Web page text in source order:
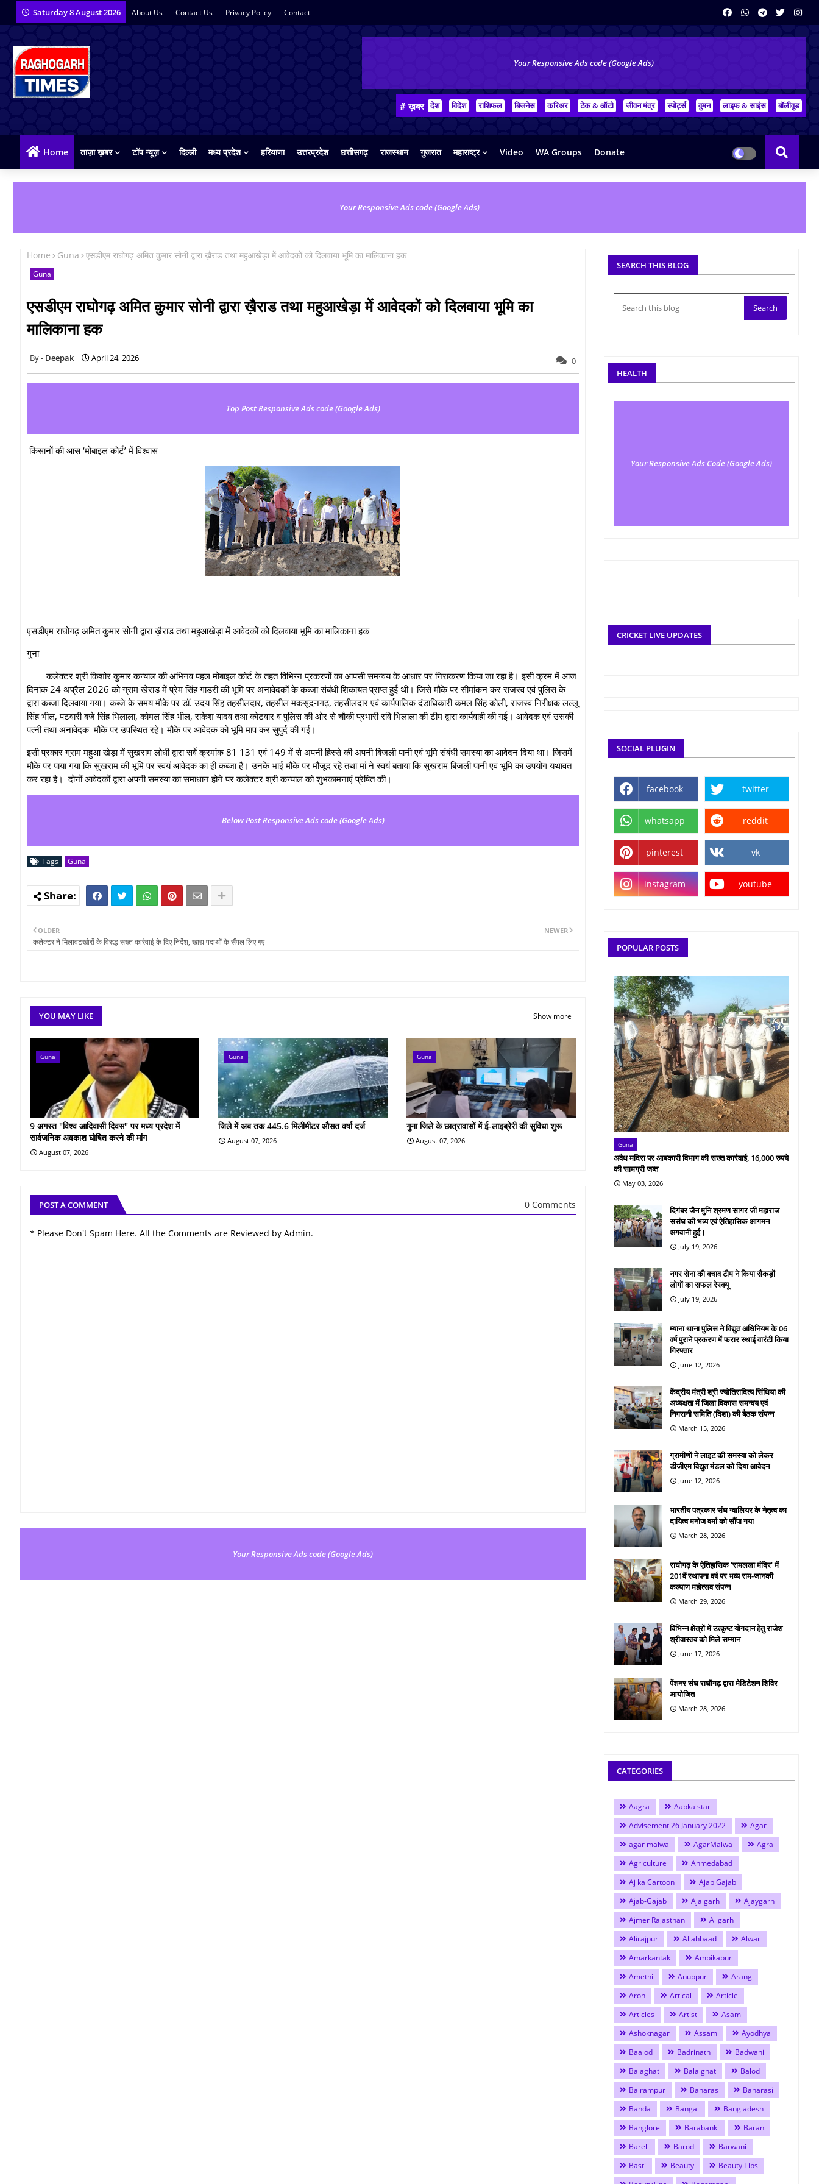
Saturday 8 August 2026 About Us Contact Us Privacy Policy Contact
Your Responsive Ads code (Google Ads)
# ख़बर देश विदेश राशिफल बिजनेस करिअर टेक & ऑटो जीवन मंत्र स्पोर्ट्स वुमन लाइफ & साइंस बॉलीवुड
Home ताज़ा ख़बर टॉप न्यूज़ दिल्ली मध्य प्रदेश हरियाणा उत्तरप्रदेश छत्तीसगढ़ राजस्थान गुजरात महाराष्ट्र Video WA Groups Donate
Your Responsive Ads code (Google Ads)
Home Guna एसडीएम राघोगढ़ अमित कुमार सोनी द्वारा ख़ैराड तथा महुआखेड़ा में आवेदकों को दिलवाया भूमि का मालिकाना हक
Guna
एसडीएम राघोगढ़ अमित कुमार सोनी द्वारा ख़ैराड तथा महुआखेड़ा में आवेदकों को दिलवाया भूमि का
मालिकाना हक
Deepak April 24, 2026 0
Top Post Responsive Ads code (Google Ads)
किसानों की आस ‘मोबाइल कोर्ट’ में विश्वास
एसडीएम राघोगढ़ अमित कुमार सोनी द्वारा ख़ैराड तथा महुआखेड़ा में आवेदकों को दिलवाया भूमि का मालिकाना हक
‎गुना
कलेक्टर श्री किशोर कुमार कन्याल की अभिनव पहल मोबाइल कोर्ट के तहत विभिन्‍न प्रकरणों का आपसी समन्‍वय के आधार पर निराकरण किया जा रहा है। इसी क्रम में आज
दिनांक 24 अप्रैल 2026 को ग्राम खेराड में प्रेम सिंह गाडरी की भूमि पर अनावेदकों के कब्जा संबंधी शिकायत प्राप्त हुई थी। जिसे मौके पर सीमांकन कर राजस्व एवं पुलिस के
द्वारा कब्जा दिलवाया गया। कब्जे के समय मौके पर डॉ. उदय सिंह तहसीलदार, तहसील मकसूदनगढ़, तहसीलदार एवं कार्यपालिक दंडाधिकारी कमल सिंह कोली, राजस्व निरीक्षक लल्लू
सिंह भील, पटवारी बजे सिंह भिलाला, कोमल सिंह भील, राकेश यादव तथा कोटवार व पुलिस की ओर से चौकी प्रभारी रवि भिलाला की टीम द्वारा कार्यवाही की गई। आवेदक एवं उसकी
पत्नी तथा अनावेदक मौके पर उपस्थित रहे। मौके पर आवेदक को भूमि माप कर सुपुर्द की गई।
इसी प्रकार ग्राम महुआ खेड़ा में सुखराम लोधी द्वारा सर्वे क्रमांक 81 131 एवं 149 में से अपनी हिस्से की अपनी बिजली पानी एवं भूमि संबंधी समस्या का आवेदन दिया था। जिसमें
मौके पर पाया गया कि सुखराम की भूमि पर स्वयं आवेदक का ही कब्जा है। उनके भाई मौके पर मौजूद रहे तथा मां ने स्वयं बताया कि सुखराम बिजली पानी एवं भूमि का उपयोग यथावत
कर रहा है। दोनों आवेदकों द्वारा अपनी समस्या का समाधान होने पर कलेक्टर श्री कन्‍याल को शुभकामनाएं प्रेषित की।
Below Post Responsive Ads code (Google Ads)
Tags Guna
NEWER
OLDER
कलेक्टर ने मिलावटखोरों के विरुद्ध सख्त कार्रवाई के दिए निर्देश, खाद्य पदार्थों के सैंपल लिए गए
YOU MAY LIKE Show more
Guna
9 अगस्त "विश्व आदिवासी दिवस" पर मध्य प्रदेश में
सार्वजनिक अवकाश घोषित करने की मांग
August 07, 2026
Guna
जिले में अब तक 445.6 मिलीमीटर औसत वर्षा दर्ज
August 07, 2026
Guna
गुना जिले के छात्रावासों में ई-लाइब्रेरी की सुविधा शुरू
August 07, 2026
POST A COMMENT 0 Comments
* Please Don't Spam Here. All the Comments are Reviewed by Admin.
Your Responsive Ads code (Google Ads)
SEARCH THIS BLOG
HEALTH
Your Responsive Ads Code (Google Ads)
CRICKET LIVE UPDATES
SOCIAL PLUGIN
facebook twitter
whatsapp reddit
pinterest vk
instagram youtube
POPULAR POSTS
Guna
अवैध मदिरा पर आबकारी विभाग की सख्त कार्रवाई, 16,000 रुपये
की सामग्री जब्त
May 03, 2026
दिगंबर जैन मुनि श्रमण सागर जी महाराज
ससंघ की भव्य एवं ऐतिहासिक आगमन
अगवानी हुई।
July 19, 2026
नगर सेना की बचाव टीम ने किया सैकड़ों
लोगों का सफल रेस्क्यू
July 19, 2026
म्याना थाना पुलिस ने विद्युत अधिनियम के 06
वर्ष पुराने प्रकरण में फरार स्थाई वारंटी किया
गिरफ्तार
June 12, 2026
केंद्रीय मंत्री श्री ज्योतिरादित्य सिंधिया की
अध्यक्षता में जिला विकास समन्वय एवं
निगरानी समिति (दिशा) की बैठक संपन्न
March 15, 2026
ग्रामीणों ने लाइट की समस्या को लेकर
डीजीएम विद्युत मंडल को दिया आवेदन
June 12, 2026
भारतीय पत्रकार संघ ग्वालियर के नेतृत्व का
दायित्व मनोज वर्मा को सौंपा गया
March 28, 2026
राघोगढ़ के ऐतिहासिक 'रामलला मंदिर' में
201वें स्थापना वर्ष पर भव्य राम-जानकी
कल्याण महोत्सव संपन्न
March 29, 2026
विभिन्न क्षेत्रों में उत्कृष्ट योगदान हेतु राजेश
श्रीवास्तव को मिले सम्मान
June 17, 2026
पेंशनर संघ राघौगढ़ द्वारा मेडिटेशन शिविर
आयोजित
March 28, 2026
CATEGORIES
Aagra
Aapka star
Advisement 26 January 2022
Agar
agar malwa
AgarMalwa
Agra
Agriculture
Ahmedabad
Aj ka Cartoon
Ajab Gajab
Ajab-Gajab
Ajaigarh
Ajaygarh
Ajmer Rajasthan
Aligarh
Alirajpur
Allahbaad
Alwar
Amarkantak
Ambikapur
Amethi
Anuppur
Arang
Aron
Artical
Article
Articles
Artist
Asam
Ashoknagar
Assam
Ayodhya
Baalod
Badrinath
Badwani
Balaghat
Balalghat
Balod
Balrampur
Banaras
Banarasi
Banda
Bangal
Bangladesh
Banglore
Barabanki
Baran
Bareli
Barod
Barwani
Basti
Beauty
Beauty Tips